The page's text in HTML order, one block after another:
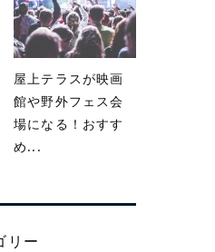
屋上テラスが映画
館や野外フェス会
場になる！おすす
め...
リー